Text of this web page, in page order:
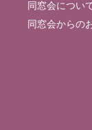
同窓会につい
同窓会からの